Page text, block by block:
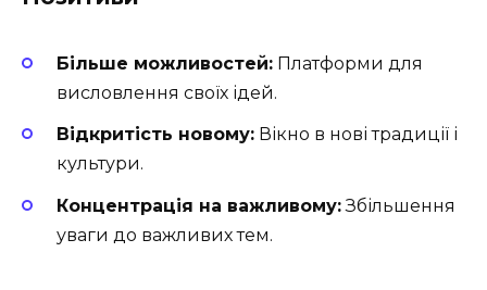
Більше можливостей: Платформи для
висловлення своїх ідей.
Відкритість новому: Вікно в нові традиції і
культури.
Концентрація на важливому:Збільшення
уваги до важливих тем.